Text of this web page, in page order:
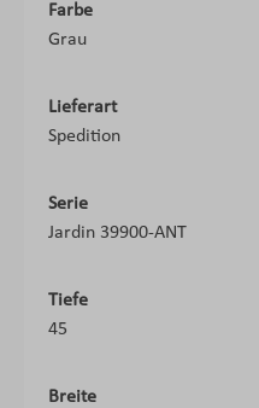
Farbe
Grau
Lieferart
Spedition
Serie
Jardin 39900-ANT
Tiefe
45
Breite